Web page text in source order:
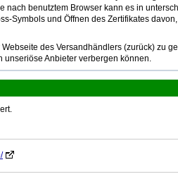
nach benutztem Browser kann es in
Symbols und Öffnen des Zertifikates
des Versandhändlers (zurück) zu
unseriöse Anbieter verbergen können.